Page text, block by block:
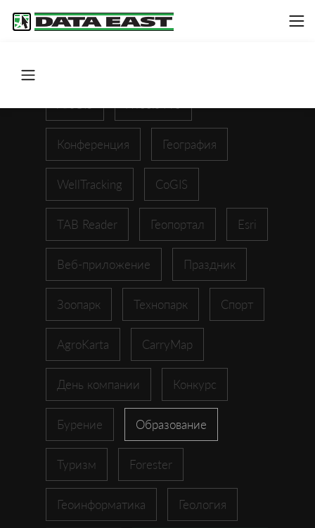
Конференция География
WellTracking CoGIS
TAB Reader Геопортал Esri
Веб-приложение Праздник
Зоопарк Технопарк Спорт
AgroKarta CarryMap
День компании Конкурс
Бурение Образование
Туризм Forester
Геоинформатика Геология